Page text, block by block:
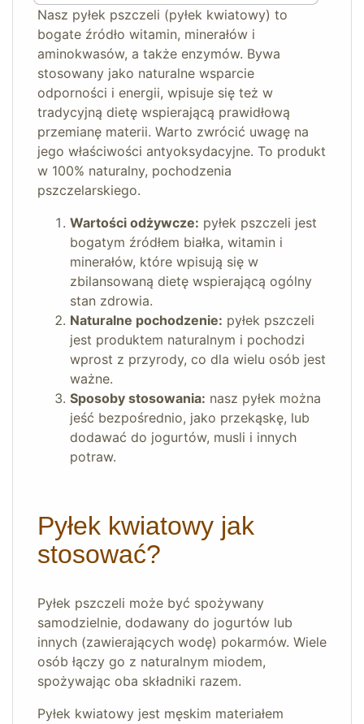
Nasz pyłek pszczeli (pyłek kwiatowy) to
bogate źródło witamin, minerałów i
aminokwasów, a także enzymów. Bywa
stosowany jako naturalne wsparcie
odporności i energii, wpisuje się też w
tradycyjną dietę wspierającą prawidłową
przemianę materii. Warto zwrócić uwagę na
jego właściwości antyoksydacyjne. To produkt
w 100% naturalny, pochodzenia
pszczelarskiego.
Wartości odżywcze: pyłek pszczeli jest
bogatym źródłem białka, witamin i
minerałów, które wpisują się w
zbilansowaną dietę wspierającą ogólny
stan zdrowia.
Naturalne pochodzenie: pyłek pszczeli
jest produktem naturalnym i pochodzi
wprost z przyrody, co dla wielu osób jest
ważne.
Sposoby stosowania: nasz pyłek można
jeść bezpośrednio, jako przekąskę, lub
dodawać do jogurtów, musli i innych
potraw.
Pyłek kwiatowy jak
stosować?
Pyłek pszczeli może być spożywany
samodzielnie, dodawany do jogurtów lub
innych (zawierających wodę) pokarmów. Wiele
osób łączy go z naturalnym miodem,
spożywając oba składniki razem.
Pyłek kwiatowy jest męskim materiałem